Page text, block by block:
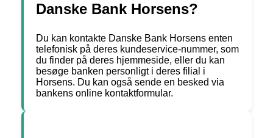
Danske Bank Horsens?
Du kan kontakte Danske Bank Horsens enten
telefonisk på deres kundeservice-nummer, som
du finder på deres hjemmeside, eller du kan
besøge banken personligt i deres filial i
Horsens. Du kan også sende en besked via
bankens online kontaktformular.